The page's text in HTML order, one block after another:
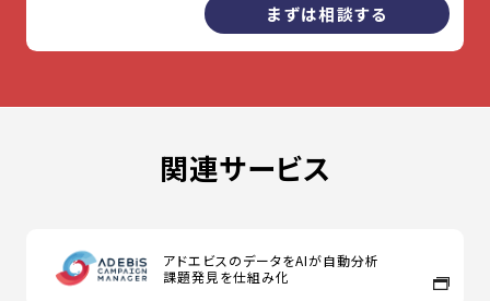
まずは相談する
関連サービス
アドエビスのデータをAIが自動分析
課題発見を仕組み化